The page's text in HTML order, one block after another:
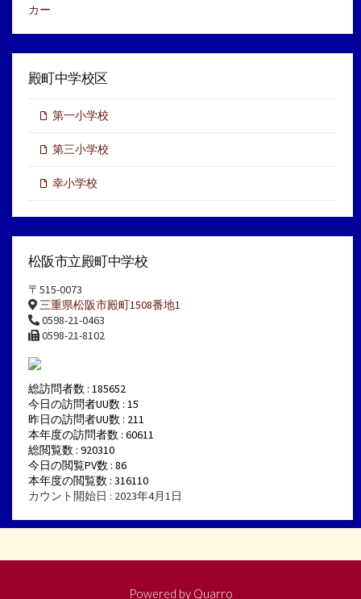
カー
殿町中学校区
第一小学校
第三小学校
幸小学校
松阪市立殿町中学校
〒515-0073
三重県松阪市殿町1508番地1
0598-21-0463
0598-21-8102
総訪問者数 : 185652
今日の訪問者UU数 : 15
昨日の訪問者UU数 : 211
本年度の訪問者数 : 60611
総閲覧数 : 920310
今日の閲覧PV数 : 86
本年度の閲覧数 : 316110
カウント開始日 : 2023年4月1日
Powered by Quarro